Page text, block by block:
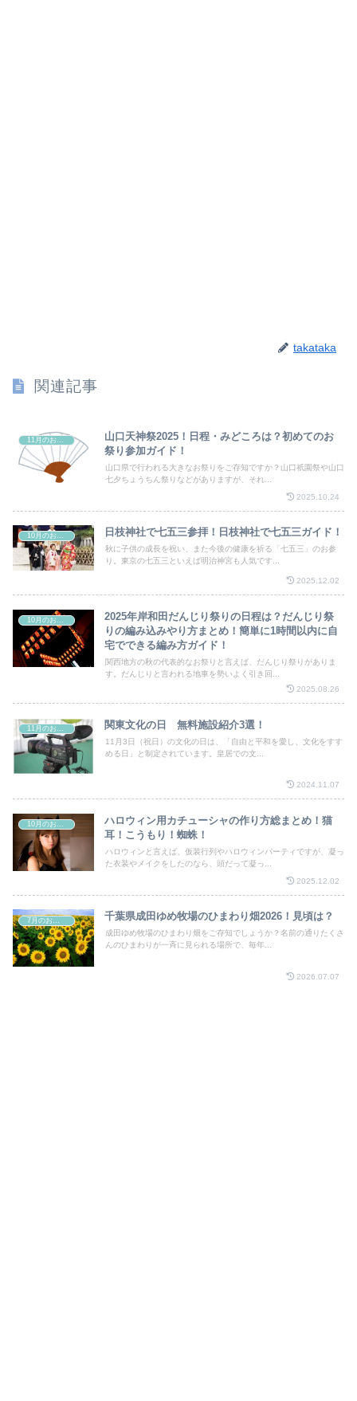
takataka
関連記事
11月のお祭り
山口天神祭2025！日程・みどころは？初めてのお
祭り参加ガイド！
山口県で行われる大きなお祭りをご存知ですか？山口祇園祭や山口
七夕ちょうちん祭りなどがありますが、それ...
2025.10.24
10月のお祭り 日枝神社で七五三参拝！日枝神社で七五三ガイド！
秋に子供の成長を祝い、また今後の健康を祈る「七五三」のお参
り。東京の七五三といえば明治神宮も人気です...
2025.12.02
10月のお祭り
2025年岸和田だんじり祭りの日程は？だんじり祭
りの編み込みやり方まとめ！簡単に1時間以内に自
宅でできる編み方ガイド！
関西地方の秋の代表的なお祭りと言えば、だんじり祭りがありま
す。だんじりと言われる地車を勢いよく引き回...
2025.08.26
関東文化の日 無料施設紹介3選！
11月3日（祝日）の文化の日は、「自由と平和を愛し、文化をすす
める日」と制定されています。皇居での文...
2024.11.07
10月のお祭り
ハロウィン用カチューシャの作り方総まとめ！猫
耳！こうもり！蜘蛛！
ハロウィンと言えば、仮装行列やハロウィンパーティですが、凝っ
た衣装やメイクをしたのなら、頭だって凝っ...
2025.12.02
千葉県成田ゆめ牧場のひまわり畑2026！見頃は？
成田ゆめ牧場のひまわり畑をご存知でしょうか？名前の通りたくさ
んのひまわりが一斉に見られる場所で、毎年...
2026.07.07